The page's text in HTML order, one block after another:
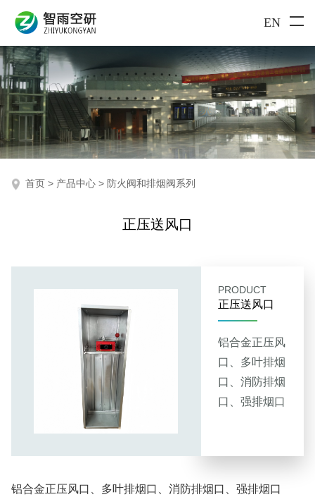
EN
首页 > 产品中心 > 防火阀和排烟阀系列
正压送风口
PRODUCT
正压送风口
铝合金正压风
口、多叶排烟
口、消防排烟
口、强排烟口
铝合金正压风口、多叶排烟口、消防排烟口、强排烟口